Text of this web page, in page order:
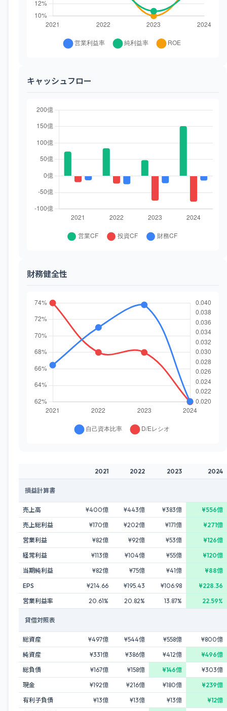
キャッシュフロー
財務健全性
2021 2022 2023 2024
損益計算書
売上高 ¥400億 ¥443億 ¥383億
¥556億
売上総利益
¥170億 ¥202億 ¥171億
¥271億
営業利益
¥82億 ¥92億 ¥53億
¥126億
経常利益
¥113億 ¥104億 ¥55億
¥120億
当期純利益
¥82億 ¥75億 ¥41億
¥88億
EPS
¥214.66 ¥195.43 ¥106.98
¥228.36
営業利益率
20.61% 20.82% 13.87% 22.59%
貸借対照表
総資産 ¥497億 ¥544億 ¥558億
¥800億
純資産
¥331億 ¥386億 ¥412億
¥496億
総負債
¥167億 ¥158億 ¥146億
¥303億
現金
¥192億 ¥216億 ¥180億
¥239億
有利子負債
¥13億 ¥13億 ¥13億
¥12億